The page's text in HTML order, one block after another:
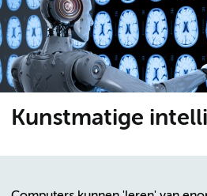
Kunstmatige